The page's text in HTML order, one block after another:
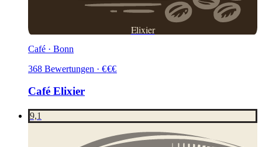
Elixier
Café · Bonn
368 Bewertungen · €€€
Café Elixier
9,1